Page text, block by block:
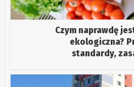
Czym naprawdę
ekologiczna?
standardy,